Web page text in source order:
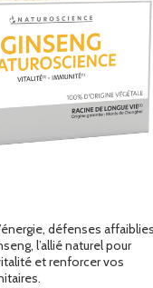
défenses
l’allié naturel pour
et renforcer vos